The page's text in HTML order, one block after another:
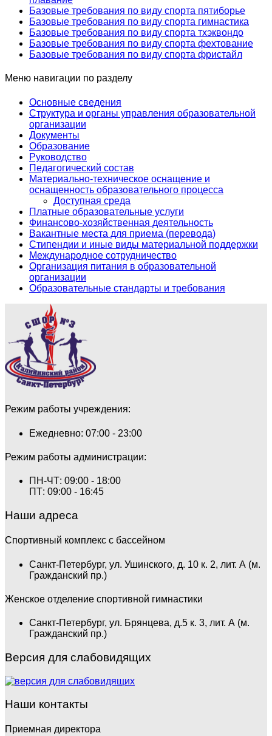
Базовые требования по виду спорта пятиборье
Базовые требования по виду спорта гимнастика
Базовые требования по виду спорта тхэквондо
Базовые требования по виду спорта фехтование
Базовые требования по виду спорта фристайл
Меню навигации по разделу
Основные сведения
Структура и органы управления образовательной
организации
Документы
Образование
Руководство
Педагогический состав
Материально-техническое оснащение и
оснащенность образовательного процесса
Доступная среда
Платные образовательные услуги
Финансово-хозяйственная деятельность
Вакантные места для приема (перевода)
Стипендии и иные виды материальной поддержки
Международное сотрудничество
Организация питания в образовательной
организации
Образовательные стандарты и требования
Режим работы учреждения:
Ежедневно: 07:00 - 23:00
Режим работы администрации:
ПН-ЧТ: 09:00 - 18:00
ПТ: 09:00 - 16:45
Наши адреса
Спортивный комплекс с бассейном
Санкт-Петербург, ул. Ушинского, д. 10 к. 2, лит. А (м.
Гражданский пр.)
Женское отделение спортивной гимнастики
Санкт-Петербург, ул. Брянцева, д.5 к. 3, лит. А (м.
Гражданский пр.)
Версия для слабовидящих
Наши контакты
Приемная директора